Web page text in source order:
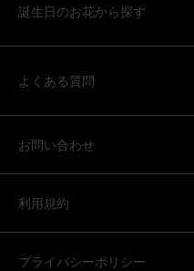
誕生日のお花から探す
よくある質問
お問い合わせ
利用規約
プライバシーポリシー